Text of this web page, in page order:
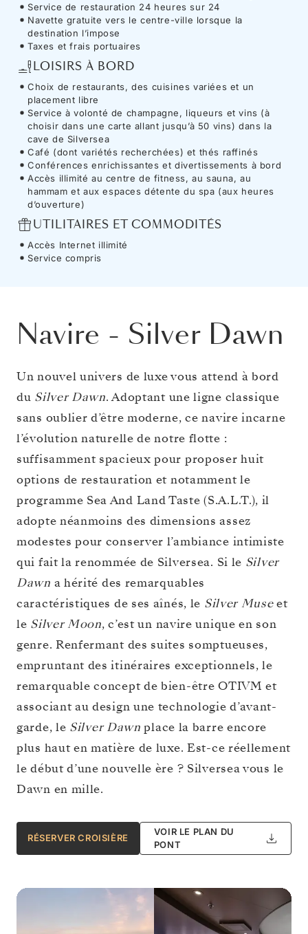
Service de restauration 24 heures sur 24
Navette gratuite vers le centre-ville lorsque la
destination l’impose
Taxes et frais portuaires
LOISIRS À BORD
Choix de restaurants, des cuisines variées et un
placement libre
Service à volonté de champagne, liqueurs et vins (à
choisir dans une carte allant jusqu’à 50 vins) dans la
cave de Silversea
Café (dont variétés recherchées) et thés raffinés
Conférences enrichissantes et divertissements à bord
Accès illimité au centre de fitness, au sauna, au
hammam et aux espaces détente du spa (aux heures
d’ouverture)
UTILITAIRES ET COMMODITÉS
Accès Internet illimité
Service compris
Navire - Silver Dawn
Un nouvel univers de luxe vous attend à bord
du Silver Dawn. Adoptant une ligne classique
sans oublier d’être moderne, ce navire incarne
l’évolution naturelle de notre flotte :
suffisamment spacieux pour proposer huit
options de restauration et notamment le
programme Sea And Land Taste (S.A.L.T.), il
adopte néanmoins des dimensions assez
modestes pour conserver l’ambiance intimiste
qui fait la renommée de Silversea. Si le Silver
Dawn a hérité des remarquables
caractéristiques de ses aînés, le Silver Museet
le Silver Moon, c’est un navire unique en son
genre. Renfermant des suites somptueuses,
empruntant des itinéraires exceptionnels, le
remarquable concept de bien-être OTIVM et
associant au design une technologie d’avant-
garde, le Silver Dawn place la barre encore
plus haut en matière de luxe. Est-ce réellement
le début d’une nouvelle ère ? Silversea vous le
Dawn en mille.
RÉSERVER CROISIÈRE
VOIR LE PLAN DU
PONT